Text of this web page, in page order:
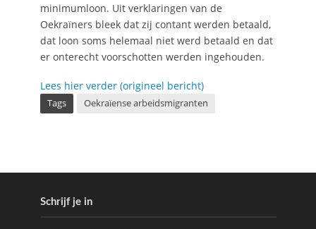
minimumloon. Uit verklaringen van de
Oekraïners bleek dat zij contant werden betaald,
dat loon soms helemaal niet werd betaald en dat
er onterecht voorschotten werden ingehouden.
Lees hier verder (origineel bericht)
Tags Oekraïense arbeidsmigranten
Schrijf je in